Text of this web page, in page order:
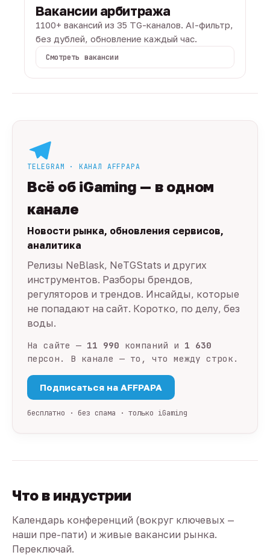
Вакансии арбитража
1100+ вакансий из 35 TG-каналов. AI-фильтр,
без дублей, обновление каждый час.
Смотреть вакансии
TELEGRAM · КАНАЛ AFFPAPA
Всё об iGaming — в одном
канале
Новости рынка, обновления сервисов,
аналитика
Релизы NeBlask, NeTGStats и других
инструментов. Разборы брендов,
регуляторов и трендов. Инсайды, которые
не попадают на сайт. Коротко, по делу, без
воды.
На сайте — 11 990 компаний и 1 630
персон. В канале — то, что между строк.
Подписаться на AFFPAPA
бесплатно · без спама · только iGaming
Что в индустрии
Календарь конференций (вокруг ключевых —
наши пре-пати) и живые вакансии рынка.
Переключай.